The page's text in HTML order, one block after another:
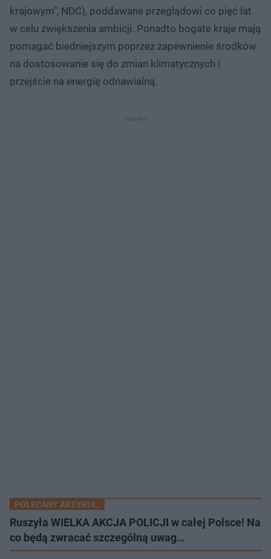
krajowym", NDC), poddawane przeglądowi co pięć lat
w celu zwiększenia ambicji. Ponadto bogate kraje mają
pomagać biedniejszym poprzez zapewnienie środków
na dostosowanie się do zmian klimatycznych i
przejście na energię odnawialną.
POLECANY ARTYKUŁ:
Ruszyła WIELKA AKCJA POLICJI w całej Polsce! Na
co będą zwracać szczególną uwag…